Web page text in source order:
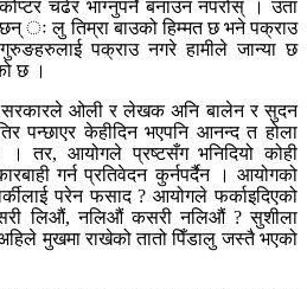
चढेर भाग्नुपर्ने बनाउन नपरोस् । उता
ः लु तिम्रा बाउको हिम्मत छ भने पक्राउ
पक्राउ नगरे हामीले जान्या छ
छ ।
सरकारले ओली र लेखक अनि बालेन र सुदन
पन्छाएर केहीदिन भएपनि आनन्द त होला
। तर, आयोगले प्रष्टसँग भनिदियो कोही
गर्न प्रतिवेदन कुर्नपर्दैन । आयोगको
परेन फसाद ? आयोगले फर्काइदिएको
लिऔं, नलिऔं कसरी नलिऔं ? सुशीला
अहिले मुखमा राखेको तातो पिँडालु जस्तै भएको